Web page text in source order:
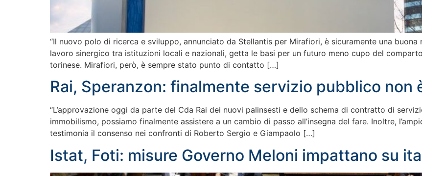
“Il nuovo polo di ricerca e sviluppo, annunciato da Stellantis per Mirafiori, è sicuramente una
lavoro sinergico tra istituzioni locali e nazionali, getta le basi per un futuro meno cupo del
torinese. Mirafiori, però, è sempre stato punto di contatto […]
Rai, Speranzon: finalmente servizio pubblico non
“L’approvazione oggi da parte del Cda Rai dei nuovi palinsesti e dello schema di contratto di
immobilismo, possiamo finalmente assistere a un cambio di passo all’insegna del fare. Inoltre,
testimonia il consenso nei confronti di Roberto Sergio e Giampaolo […]
Istat, Foti: misure Governo Meloni impattano su